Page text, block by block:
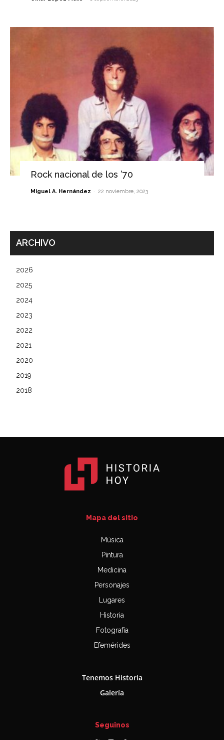
Rock nacional de los ’70
Miguel A. Hernández - 22 noviembre, 2023
ARCHIVO
2026
2025
2024
2023
2022
2021
2020
2019
2018
Mapa del sitio
Música
Pintura
Medicina
Personajes
Lugares
Historia
Fotografía
Efemérides
Tenemos Historia
Galería
Seguinos